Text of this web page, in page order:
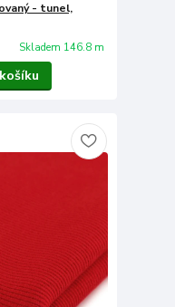
- tunel,
Skladem 146.8 m